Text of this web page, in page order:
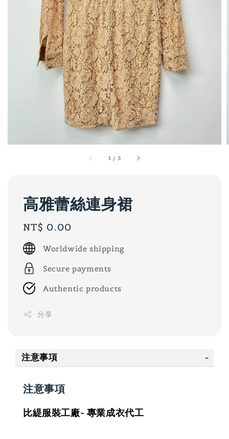
1 / 3
高雅蕾絲連身裙
Regular
price
NT$ 0.00
Worldwide shipping
Secure payments
Authentic products
分享
注意事項
注意事項
比緹服裝工廠- 專業成衣代工